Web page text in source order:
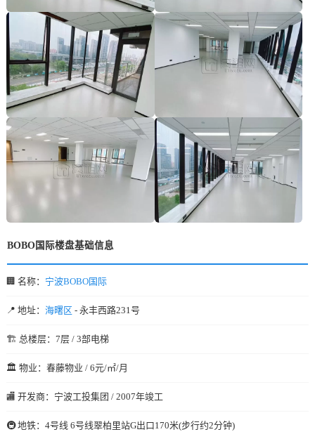
BOBO国际楼盘基础信息
🏢 名称： 宁波BOBO国际
📍 地址： 海曙区 - 永丰西路231号
🏗️ 总楼层：7层 / 3部电梯
🏛️ 物业：春藤物业 / 6元/㎡/月
🏬 开发商：宁波工投集团 / 2007年竣工
🚇 地铁：4号线 6号线翠柏里站G出口170米(步行约2分钟)